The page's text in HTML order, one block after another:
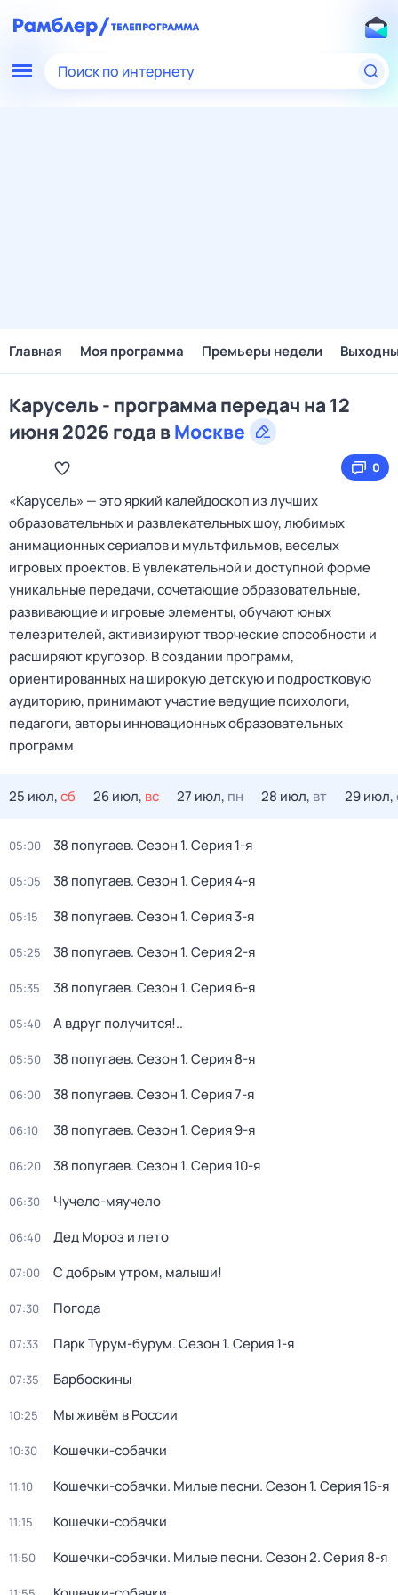
Поиск по интернету
Главная Моя программа Премьеры недели
Карусель - программа передач на 12
июня 2026 года вМоскве
0
«Карусель» — это яркий калейдоскоп из лучших
образовательных и развлекательных шоу, любимых
анимационных сериалов и мультфильмов, веселых
игровых проектов. В увлекательной и доступной форме
уникальные передачи, сочетающие образовательные,
развивающие и игровые элементы, обучают юных
телезрителей, активизируют творческие способности и
расширяют кругозор. В создании программ,
ориентированных на широкую детскую и подростковую
аудиторию, принимают участие ведущие психологи,
педагоги, авторы инновационных образовательных
программ
25 июл,сб 26 июл, вс 27 июл, пн 28 июл, вт 29 июл,
05:00 38 попугаев. Сезон 1. Серия 1-я
05:05 38 попугаев. Сезон 1. Серия 4-я
05:15 38 попугаев. Сезон 1. Серия 3-я
05:25 38 попугаев. Сезон 1. Серия 2-я
05:35 38 попугаев. Сезон 1. Серия 6-я
05:40 А вдруг получится!..
05:50 38 попугаев. Сезон 1. Серия 8-я
06:00 38 попугаев. Сезон 1. Серия 7-я
06:10 38 попугаев. Сезон 1. Серия 9-я
06:20 38 попугаев. Сезон 1. Серия 10-я
06:30 Чучело-мяучело
06:40 Дед Мороз и лето
07:00 С добрым утром, малыши!
07:30 Погода
07:33 Парк Турум-бурум. Сезон 1. Серия 1-я
07:35 Барбоскины
10:25 Мы живём в России
10:30 Кошечки-собачки
11:10 Кошечки-собачки. Милые песни. Сезон 1. Серия 16-я
11:15 Кошечки-собачки
11:50 Кошечки-собачки. Милые песни. Сезон 2. Серия 8-я